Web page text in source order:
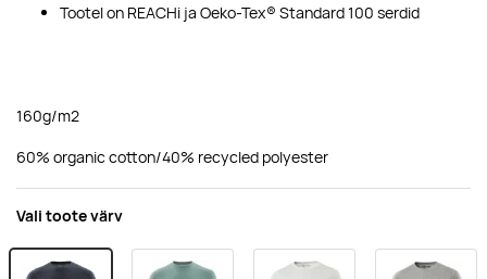
Tootel on REACHi ja Oeko-Tex® Standard 100 serdid
160g/m2
60% organic cotton/40% recycled polyester
Vali toote värv